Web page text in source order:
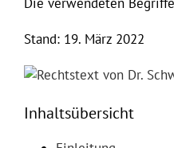
Stand: 19. März 2022
Inhaltsübersicht